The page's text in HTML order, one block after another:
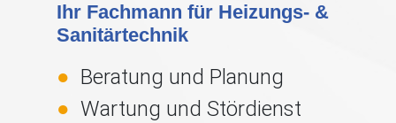
Ihr Fachmann für Heizungs- &
Sanitärtechnik
Beratung und Planung
Wartung und Stördienst